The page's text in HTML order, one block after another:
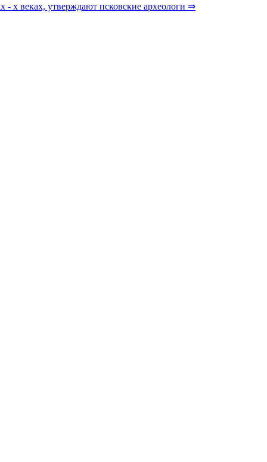
- x веках, утверждают псковские археологи ⇒